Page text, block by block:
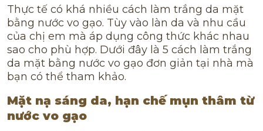
Thực tế có khá nhiều cách làm trắng da mặt
bằng nước vo gạo. Tùy vào làn da và nhu cầu
của chị em mà áp dụng công thức khác nhau
sao cho phù hợp. Dưới đây là 5 cách làm trắng
da mặt bằng nước vo gạo đơn giản tại nhà mà
bạn có thể tham khảo.
Mặt nạ sáng da, hạn chế mụn thâm từ
nước vo gạo